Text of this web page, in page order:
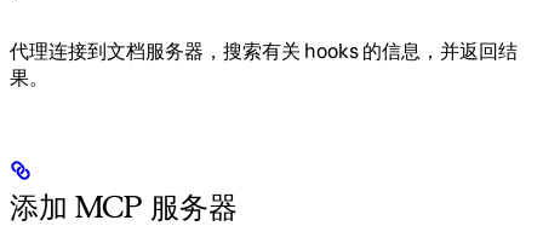
代理连接到文档服务器，搜索有关 hooks 的信息，并返回结
果。
添加 MCP 服务器